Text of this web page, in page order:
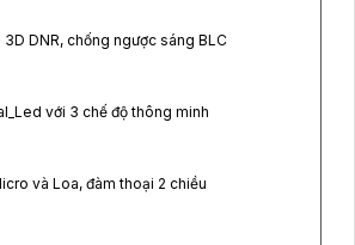
3D DNR, chống ngược sáng BLC
với 3 chế độ thông minh
và Loa, đàm thoại 2 chiều